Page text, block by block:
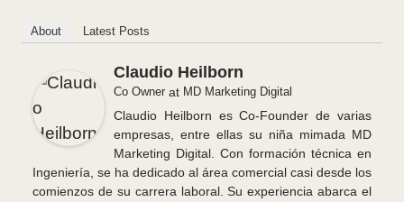
About Latest Posts
Claudio Heilborn
Co Owner at MD Marketing Digital
Claudio Heilborn es Co-Founder de varias
empresas, entre ellas su niña mimada MD
Marketing Digital. Con formación técnica en
Ingeniería, se ha dedicado al área comercial casi desde los
comienzos de su carrera laboral. Su experiencia abarca el